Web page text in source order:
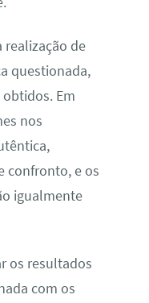
realização de
questionada,
Em
nos
confronto, e os
igualmente
os resultados
com os